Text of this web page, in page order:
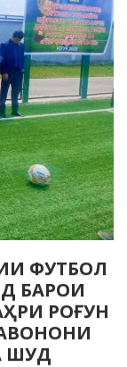
ФУТБОЛ
БАРОИ
РОҒУН
ШУД